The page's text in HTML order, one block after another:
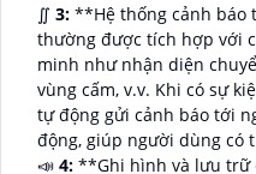
∬ 3: **Hệ thống cảnh báo
thường được tích hợp với
minh như nhận diện
vùng cấm, v.v. Khi có sự
tự động gửi cảnh báo tới
động, giúp người dùng có
📣 4: **Ghi hình và lưu trữ